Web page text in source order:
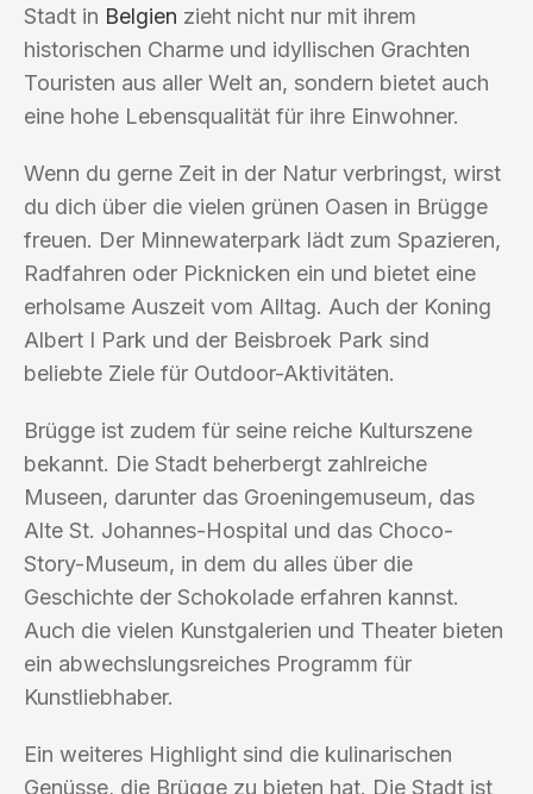
Stadt in Belgien zieht nicht nur mit ihrem
historischen Charme und idyllischen Grachten
Touristen aus aller Welt an, sondern bietet auch
eine hohe Lebensqualität für ihre Einwohner.
Wenn du gerne Zeit in der Natur verbringst, wirst
du dich über die vielen grünen Oasen in Brügge
freuen. Der Minnewaterpark lädt zum Spazieren,
Radfahren oder Picknicken ein und bietet eine
erholsame Auszeit vom Alltag. Auch der Koning
Albert I Park und der Beisbroek Park sind
beliebte Ziele für Outdoor-Aktivitäten.
Brügge ist zudem für seine reiche Kulturszene
bekannt. Die Stadt beherbergt zahlreiche
Museen, darunter das Groeningemuseum, das
Alte St. Johannes-Hospital und das Choco-
Story-Museum, in dem du alles über die
Geschichte der Schokolade erfahren kannst.
Auch die vielen Kunstgalerien und Theater bieten
ein abwechslungsreiches Programm für
Kunstliebhaber.
Ein weiteres Highlight sind die kulinarischen
Genüsse, die Brügge zu bieten hat. Die Stadt ist